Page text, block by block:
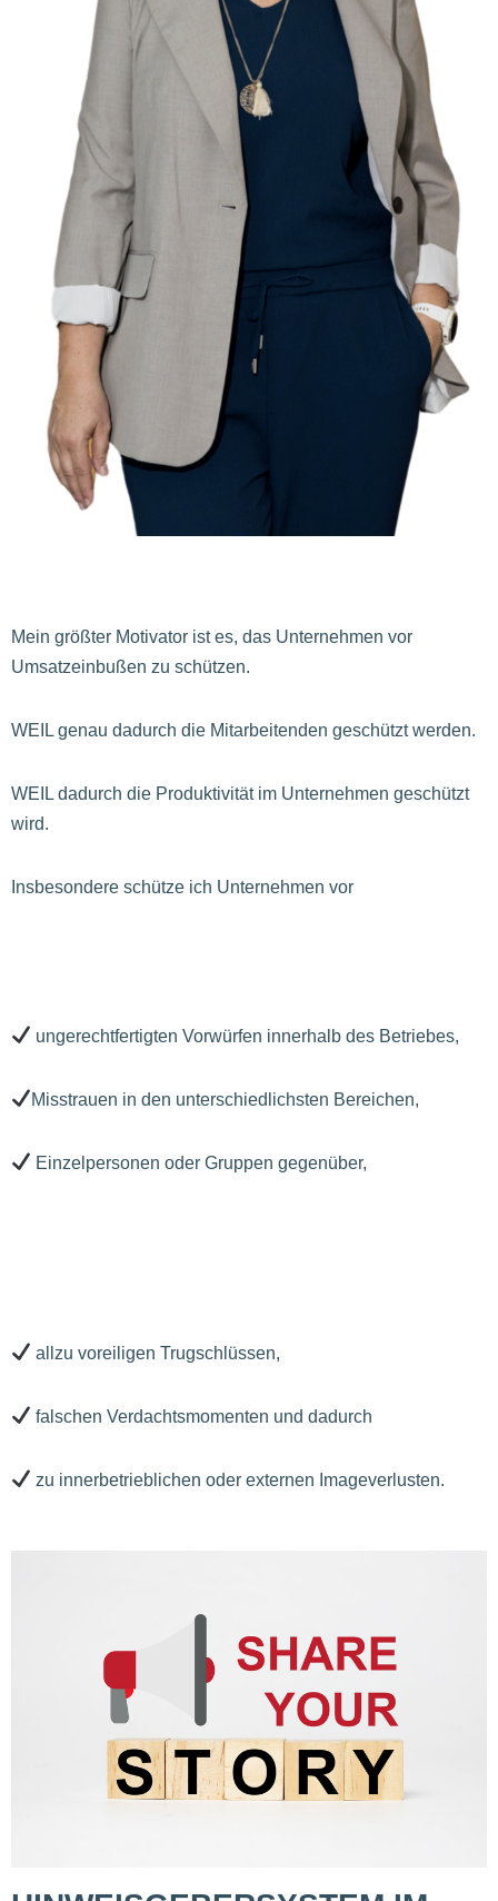
Mein größter Motivator ist es, das Unternehmen vor
Umsatzeinbußen zu schützen.
WEIL genau dadurch die Mitarbeitenden geschützt werden.
WEIL dadurch die Produktivität im Unternehmen geschützt
wird.
Insbesondere schütze ich Unternehmen vor
ungerechtfertigten Vorwürfen innerhalb des Betriebes,
Misstrauen in den unterschiedlichsten Bereichen,
Einzelpersonen oder Gruppen gegenüber,
allzu voreiligen Trugschlüssen,
falschen Verdachtsmomenten und dadurch
zu innerbetrieblichen oder externen Imageverlusten.